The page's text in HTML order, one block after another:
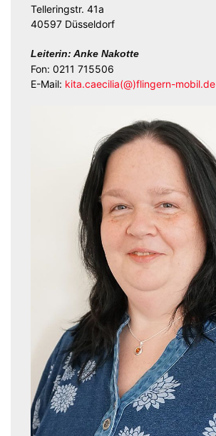
Telleringstr. 41a
40597 Düsseldorf
Leiterin: Anke Nakotte
Fon: 0211 715506
E-Mail: kita.caecilia(@)flingern-mobil.de